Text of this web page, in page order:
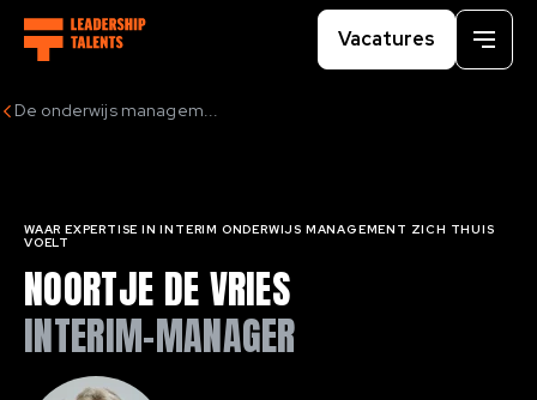
Vacatures
Menu
De onderwijs managem...
NOORTJE DE VRIES
INTERIM-MANAGER
WAAR EXPERTISE IN INTERIM ONDERWIJS MANAGEMENT ZICH THUIS
VOELT